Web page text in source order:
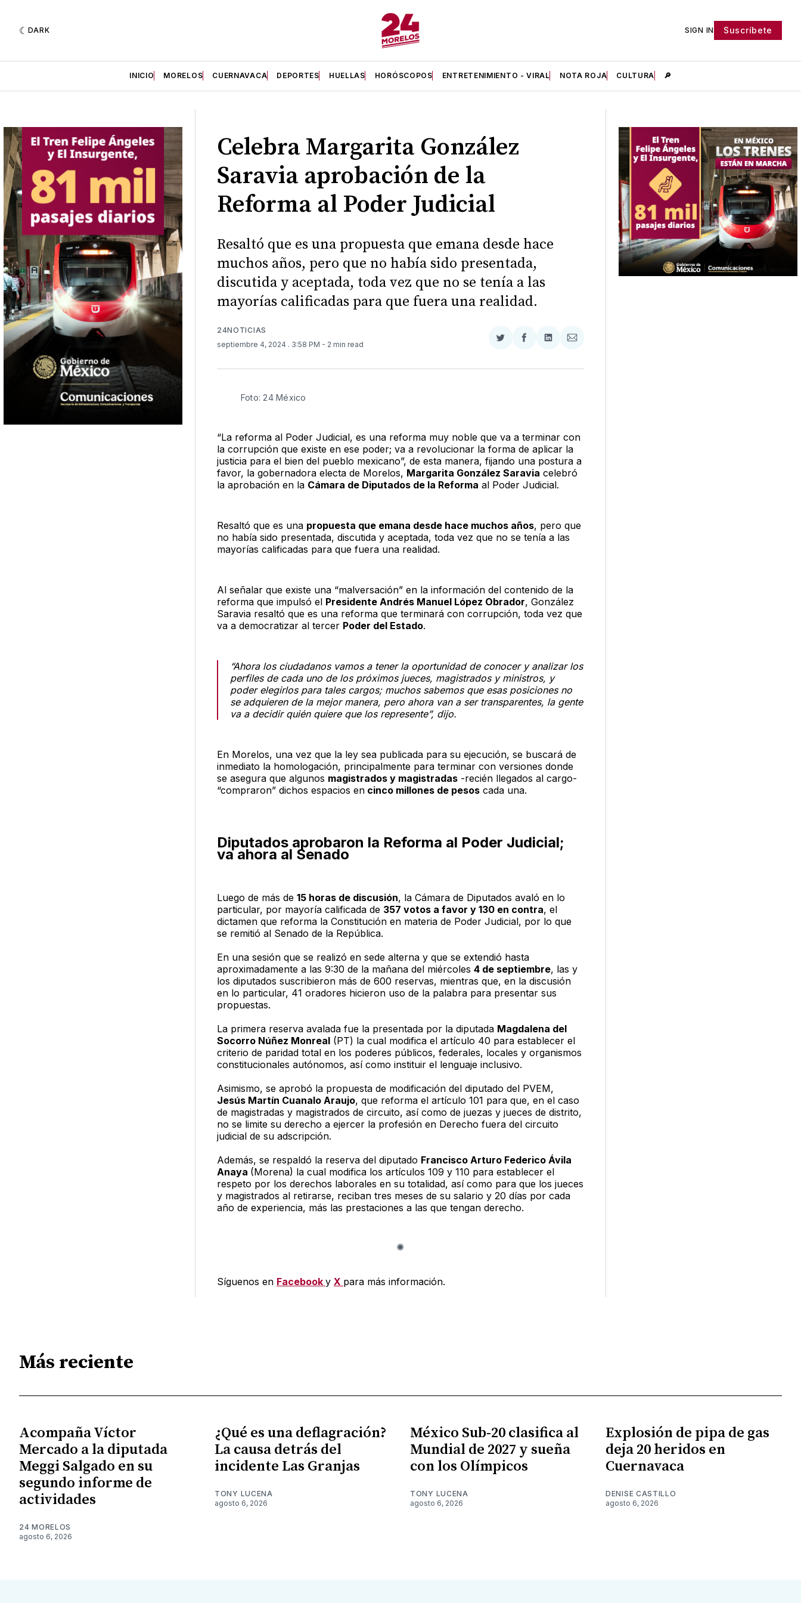
DARK SIGN IN Suscríbete
INICIO MORELOS CUERNAVACA DEPORTES HUELLAS HORÓSCOPOS ENTRETENIMIENTO - VIRAL NOTA ROJA CULTURA 🔎
Celebra Margarita González
Saravia aprobación de la
Reforma al Poder Judicial
Resaltó que es una propuesta que emana desde hace
muchos años, pero que no había sido presentada,
discutida y aceptada, toda vez que no se tenía a las
mayorías calificadas para que fuera una realidad.
24NOTICIAS
septiembre 4, 2024 . 3:58 PM - 2 min read
Compartir
Twitter
Compartir
Facebook
Compartir
LinkedIn
Compartir
Email
Foto: 24 México
“La reforma al Poder Judicial, es una reforma muy noble que va a terminar con
la corrupción que existe en ese poder; va a revolucionar la forma de aplicar la
justicia para el bien del pueblo mexicano”, de esta manera, fijando una postura a
favor, la gobernadora electa de Morelos, Margarita González Saravia celebró
la aprobación en la Cámara de Diputados de la Reforma al Poder Judicial.
Resaltó que es una propuesta que emana desde hace muchos años, pero que
no había sido presentada, discutida y aceptada, toda vez que no se tenía a las
mayorías calificadas para que fuera una realidad.
Al señalar que existe una “malversación” en la información del contenido de la
reforma que impulsó el Presidente Andrés Manuel López Obrador, González
Saravia resaltó que es una reforma que terminará con corrupción, toda vez que
va a democratizar al tercer Poder del Estado.
“Ahora los ciudadanos vamos a tener la oportunidad de conocer y analizar los
perfiles de cada uno de los próximos jueces, magistrados y ministros, y
poder elegirlos para tales cargos; muchos sabemos que esas posiciones no
se adquieren de la mejor manera, pero ahora van a ser transparentes, la gente
va a decidir quién quiere que los represente”, dijo.
En Morelos, una vez que la ley sea publicada para su ejecución, se buscará de
inmediato la homologación, principalmente para terminar con versiones donde
se asegura que algunos magistrados y magistradas-recién llegados al cargo-
“compraron” dichos espacios encinco millones de pesoscada una.
Diputados aprobaron la Reforma al Poder Judicial;
va ahora al Senado
Luego de más de 15 horas de discusión, la Cámara de Diputados avaló en lo
particular, por mayoría calificada de 357 votos a favor y 130 en contra, el
dictamen que reforma la Constitución en materia de Poder Judicial, por lo que
se remitió al Senado de la República.
En una sesión que se realizó en sede alterna y que se extendió hasta
aproximadamente a las 9:30 de la mañana del miércoles 4 de septiembre, las y
los diputados suscribieron más de 600 reservas, mientras que, en la discusión
en lo particular, 41 oradores hicieron uso de la palabra para presentar sus
propuestas.
La primera reserva avalada fue la presentada por la diputada Magdalena del
Socorro Núñez Monreal(PT) la cual modifica el artículo 40 para establecer el
criterio de paridad total en los poderes públicos, federales, locales y organismos
constitucionales autónomos, así como instituir el lenguaje inclusivo.
Asimismo, se aprobó la propuesta de modificación del diputado del PVEM,
Jesús Martín Cuanalo Araujo, que reforma el artículo 101 para que, en el caso
de magistradas y magistrados de circuito, así como de juezas y jueces de distrito,
no se limite su derecho a ejercer la profesión en Derecho fuera del circuito
judicial de su adscripción.
Además, se respaldó la reserva del diputado Francisco Arturo Federico Ávila
Anaya (Morena) la cual modifica los artículos 109 y 110 para establecer el
respeto por los derechos laborales en su totalidad, así como para que los jueces
y magistrados al retirarse, reciban tres meses de su salario y 20 días por cada
año de experiencia, más las prestaciones a las que tengan derecho.
Síguenos en Facebook y X para más información.
Más reciente
Acompaña Víctor
Mercado a la diputada
Meggi Salgado en su
segundo informe de
actividades
24 MORELOS
agosto 6, 2026
¿Qué es una deflagración?
La causa detrás del
incidente Las Granjas
TONY LUCENA
agosto 6, 2026
México Sub-20 clasifica al
Mundial de 2027 y sueña
con los Olímpicos
TONY LUCENA
agosto 6, 2026
Explosión de pipa de gas
deja 20 heridos en
Cuernavaca
DENISE CASTILLO
agosto 6, 2026